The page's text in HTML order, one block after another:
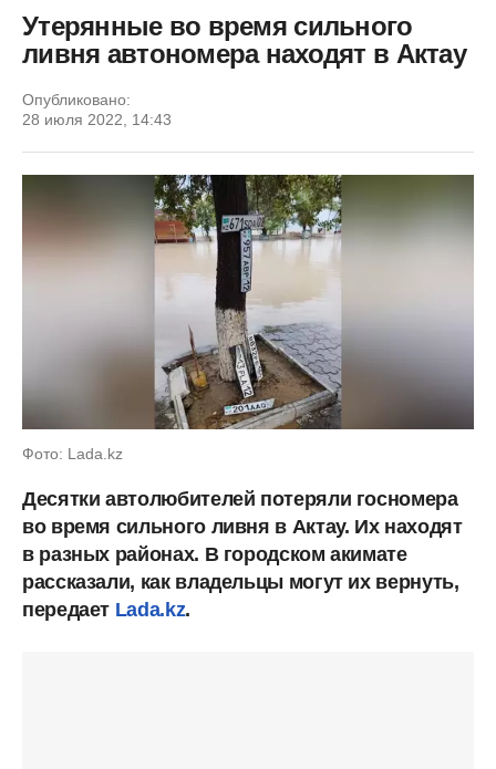
Утерянные во время сильного
ливня автономера находят в Актау
Опубликовано:
28 июля 2022, 14:43
Фото: Lada.kz
Десятки автолюбителей потеряли госномера
во время сильного ливня в Актау. Их находят
в разных районах. В городском акимате
рассказали, как владельцы могут их вернуть,
передает Lada.kz.